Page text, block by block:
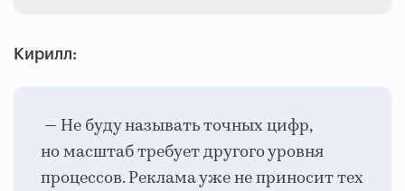
Кирилл:
— Не буду называть точных цифр,
но масштаб требует другого уровня
процессов. Реклама уже не приносит тех